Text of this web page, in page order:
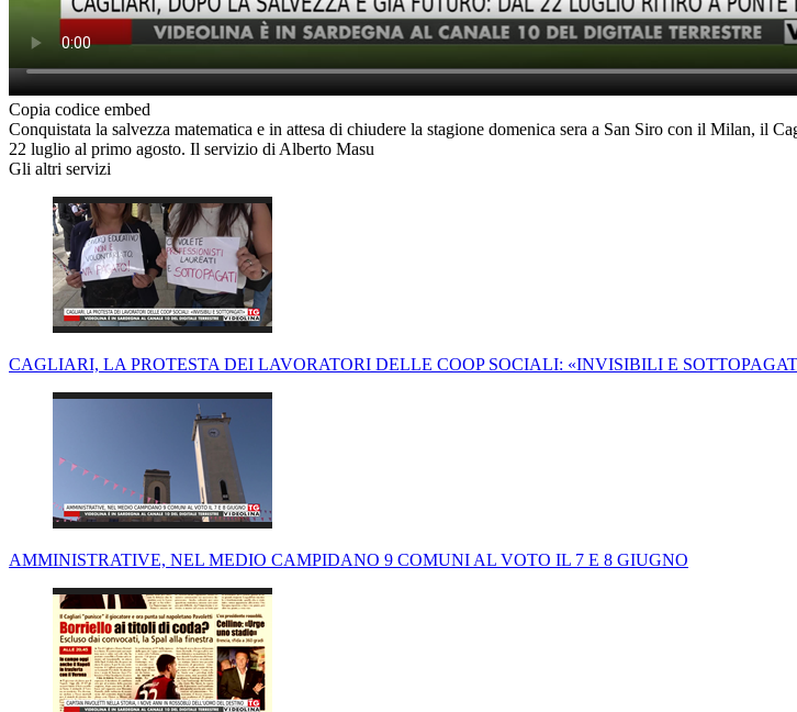
Copia codice embed
Conquistata la salvezza matematica e in attesa di chiudere la stagione domenica sera a San Siro con il Milan, il
22 luglio al primo agosto. Il servizio di Alberto Masu
Gli altri servizi
CAGLIARI, LA PROTESTA DEI LAVORATORI DELLE COOP SOCIALI: «INVISIBILI E
AMMINISTRATIVE, NEL MEDIO CAMPIDANO 9 COMUNI AL VOTO IL 7 E 8 GIUGNO